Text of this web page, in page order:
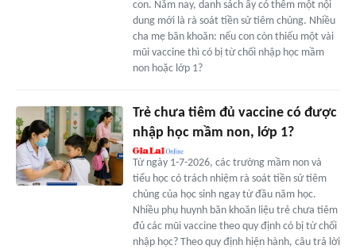
con. Năm nay, danh sách ấy có thêm một nội
dung mới là rà soát tiền sử tiêm chủng. Nhiều
cha mẹ băn khoăn: nếu con còn thiếu một vài
mũi vaccine thì có bị từ chối nhập học mầm
non hoặc lớp 1?
Trẻ chưa tiêm đủ vaccine có được
nhập học mầm non, lớp 1?
Từ ngày 1-7-2026, các trường mầm non và
tiểu học có trách nhiệm rà soát tiền sử tiêm
chủng của học sinh ngay từ đầu năm học.
Nhiều phụ huynh băn khoăn liệu trẻ chưa tiêm
đủ các mũi vaccine theo quy định có bị từ chối
nhập học? Theo quy định hiện hành, câu trả lời